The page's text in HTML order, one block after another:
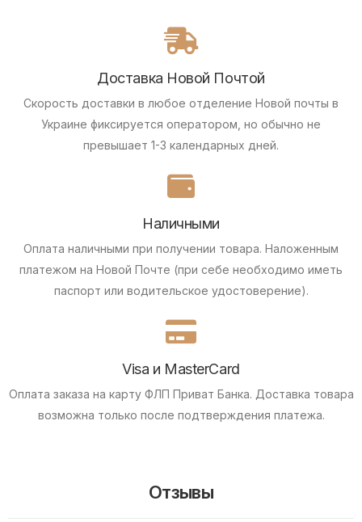
Доставка Новой Почтой
Скорость доставки в любое отделение Новой почты в
Украине фиксируется оператором, но обычно не
превышает 1-3 календарных дней.
Наличными
Оплата наличными при получении товара. Наложенным
платежом на Новой Почте (при себе необходимо иметь
паспорт или водительское удостоверение).
Visa и MasterCard
Оплата заказа на карту ФЛП Приват Банка. Доставка товара
возможна только после подтверждения платежа.
Отзывы